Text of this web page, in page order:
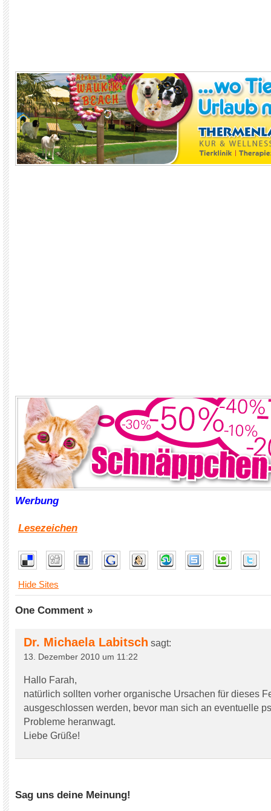
Werbung
Lesezeichen
Hide Sites
One Comment »
Dr. Michaela Labitsch sagt:
13. Dezember 2010 um 11:22
Hallo Farah,
natürlich sollten vorher organische Ursachen für dieses
ausgeschlossen werden, bevor man sich an eventuelle
Probleme heranwagt.
Liebe Grüße!
Sag uns deine Meinung!